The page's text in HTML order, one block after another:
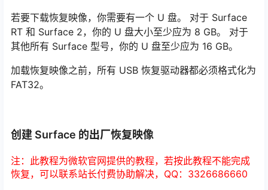
若要下载恢复映像，你需要有一个 U 盘。 对于 Surface
RT 和 Surface 2，你的 U 盘大小至少应为 8 GB。 对于
其他所有 Surface 型号，你的 U 盘至少应为 16 GB。
加载恢复映像之前，所有 USB 恢复驱动器都必须格式化为
FAT32。
创建 Surface 的出厂恢复映像
注：此教程为微软官网提供的教程，若按此教程不能完成
恢复，可以联系站长付费协助解决，QQ：3326686660